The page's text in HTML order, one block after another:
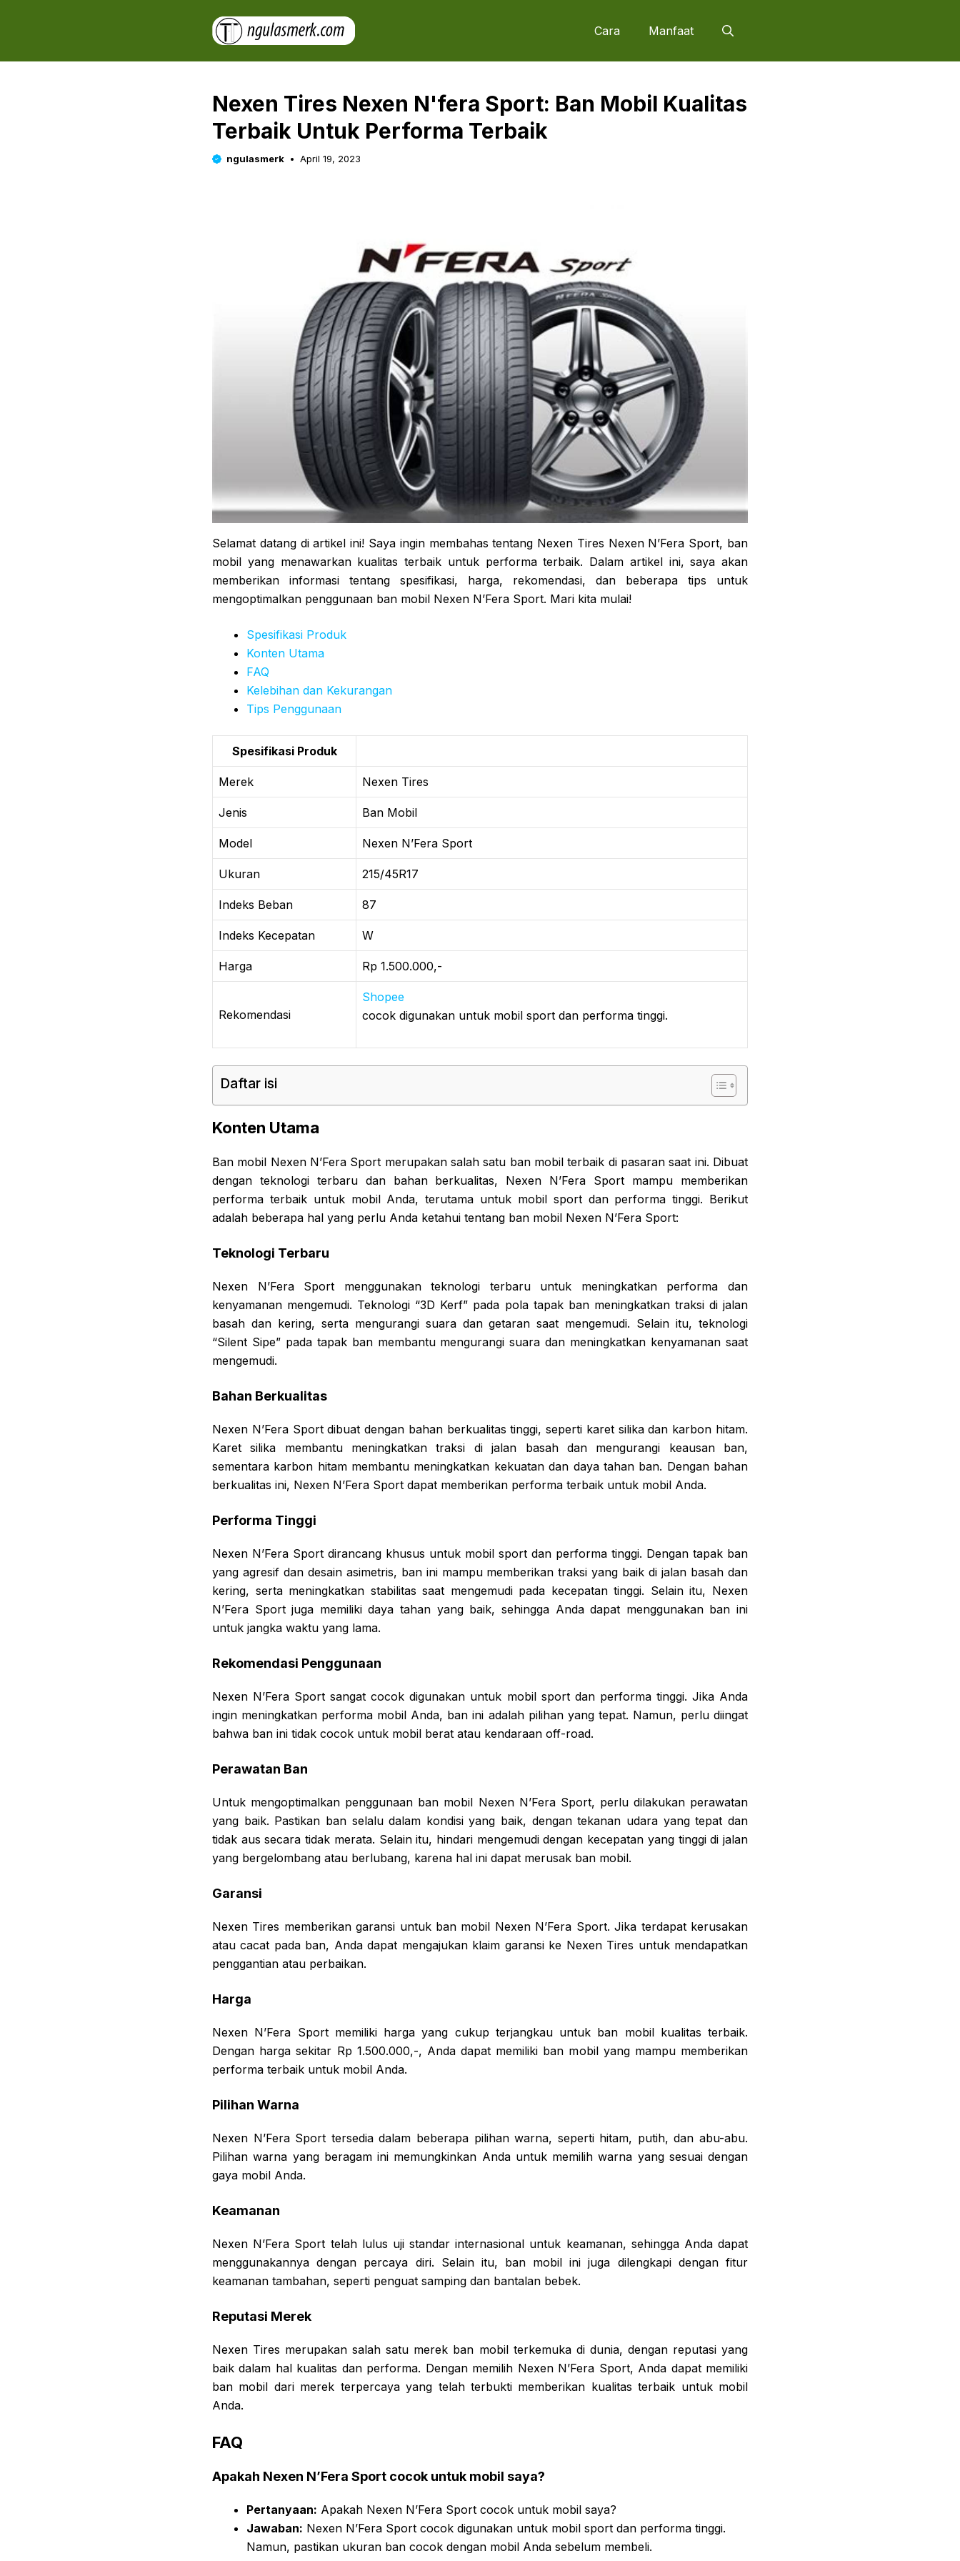
Cara Manfaat
Nexen Tires Nexen N'fera Sport: Ban Mobil Kualitas
Terbaik Untuk Performa Terbaik
ngulasmerk April 19, 2023
Selamat datang di artikel ini! Saya ingin membahas tentang Nexen Tires Nexen N’Fera Sport, ban
mobil yang menawarkan kualitas terbaik untuk performa terbaik. Dalam artikel ini, saya akan
memberikan informasi tentang spesifikasi, harga, rekomendasi, dan beberapa tips untuk
mengoptimalkan penggunaan ban mobil Nexen N’Fera Sport. Mari kita mulai!
Spesifikasi Produk
Konten Utama
FAQ
Kelebihan dan Kekurangan
Tips Penggunaan
Spesifikasi Produk
Merek Nexen Tires
Jenis Ban Mobil
Model Nexen N’Fera Sport
Ukuran 215/45R17
Indeks Beban 87
Indeks Kecepatan W
Harga Rp 1.500.000,-
Rekomendasi
Shopee
cocok digunakan untuk mobil sport dan performa tinggi.
Daftar isi
Konten Utama
Ban mobil Nexen N’Fera Sport merupakan salah satu ban mobil terbaik di pasaran saat ini. Dibuat
dengan teknologi terbaru dan bahan berkualitas, Nexen N’Fera Sport mampu memberikan
performa terbaik untuk mobil Anda, terutama untuk mobil sport dan performa tinggi. Berikut
adalah beberapa hal yang perlu Anda ketahui tentang ban mobil Nexen N’Fera Sport:
Teknologi Terbaru
Nexen N’Fera Sport menggunakan teknologi terbaru untuk meningkatkan performa dan
kenyamanan mengemudi. Teknologi “3D Kerf” pada pola tapak ban meningkatkan traksi di jalan
basah dan kering, serta mengurangi suara dan getaran saat mengemudi. Selain itu, teknologi
“Silent Sipe” pada tapak ban membantu mengurangi suara dan meningkatkan kenyamanan saat
mengemudi.
Bahan Berkualitas
Nexen N’Fera Sport dibuat dengan bahan berkualitas tinggi, seperti karet silika dan karbon hitam.
Karet silika membantu meningkatkan traksi di jalan basah dan mengurangi keausan ban,
sementara karbon hitam membantu meningkatkan kekuatan dan daya tahan ban. Dengan bahan
berkualitas ini, Nexen N’Fera Sport dapat memberikan performa terbaik untuk mobil Anda.
Performa Tinggi
Nexen N’Fera Sport dirancang khusus untuk mobil sport dan performa tinggi. Dengan tapak ban
yang agresif dan desain asimetris, ban ini mampu memberikan traksi yang baik di jalan basah dan
kering, serta meningkatkan stabilitas saat mengemudi pada kecepatan tinggi. Selain itu, Nexen
N’Fera Sport juga memiliki daya tahan yang baik, sehingga Anda dapat menggunakan ban ini
untuk jangka waktu yang lama.
Rekomendasi Penggunaan
Nexen N’Fera Sport sangat cocok digunakan untuk mobil sport dan performa tinggi. Jika Anda
ingin meningkatkan performa mobil Anda, ban ini adalah pilihan yang tepat. Namun, perlu diingat
bahwa ban ini tidak cocok untuk mobil berat atau kendaraan off-road.
Perawatan Ban
Untuk mengoptimalkan penggunaan ban mobil Nexen N’Fera Sport, perlu dilakukan perawatan
yang baik. Pastikan ban selalu dalam kondisi yang baik, dengan tekanan udara yang tepat dan
tidak aus secara tidak merata. Selain itu, hindari mengemudi dengan kecepatan yang tinggi di jalan
yang bergelombang atau berlubang, karena hal ini dapat merusak ban mobil.
Garansi
Nexen Tires memberikan garansi untuk ban mobil Nexen N’Fera Sport. Jika terdapat kerusakan
atau cacat pada ban, Anda dapat mengajukan klaim garansi ke Nexen Tires untuk mendapatkan
penggantian atau perbaikan.
Harga
Nexen N’Fera Sport memiliki harga yang cukup terjangkau untuk ban mobil kualitas terbaik.
Dengan harga sekitar Rp 1.500.000,-, Anda dapat memiliki ban mobil yang mampu memberikan
performa terbaik untuk mobil Anda.
Pilihan Warna
Nexen N’Fera Sport tersedia dalam beberapa pilihan warna, seperti hitam, putih, dan abu-abu.
Pilihan warna yang beragam ini memungkinkan Anda untuk memilih warna yang sesuai dengan
gaya mobil Anda.
Keamanan
Nexen N’Fera Sport telah lulus uji standar internasional untuk keamanan, sehingga Anda dapat
menggunakannya dengan percaya diri. Selain itu, ban mobil ini juga dilengkapi dengan fitur
keamanan tambahan, seperti penguat samping dan bantalan bebek.
Reputasi Merek
Nexen Tires merupakan salah satu merek ban mobil terkemuka di dunia, dengan reputasi yang
baik dalam hal kualitas dan performa. Dengan memilih Nexen N’Fera Sport, Anda dapat memiliki
ban mobil dari merek terpercaya yang telah terbukti memberikan kualitas terbaik untuk mobil
Anda.
FAQ
Apakah Nexen N’Fera Sport cocok untuk mobil saya?
Pertanyaan: Apakah Nexen N’Fera Sport cocok untuk mobil saya?
Jawaban: Nexen N’Fera Sport cocok digunakan untuk mobil sport dan performa tinggi.
Namun, pastikan ukuran ban cocok dengan mobil Anda sebelum membeli.